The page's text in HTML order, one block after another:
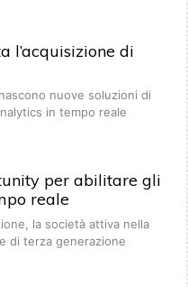
l’acquisizione di
nuove soluzioni di
in tempo reale
per abilitare gli
reale
la società attiva nella
di terza generazione